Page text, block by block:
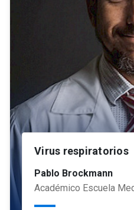
Virus respiratorios
Pablo Brockmann
Académico Escuela